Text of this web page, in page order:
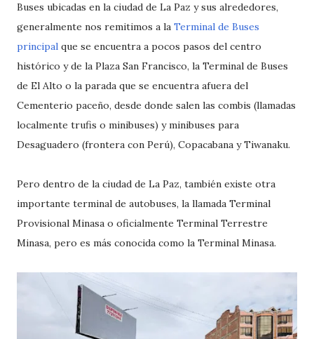
Buses ubicadas en la ciudad de La Paz y sus alrededores,
generalmente nos remitimos a la Terminal de Buses
principal que se encuentra a pocos pasos del centro
histórico y de la Plaza San Francisco, la Terminal de Buses
de El Alto o la parada que se encuentra afuera del
Cementerio paceño, desde donde salen las combis (llamadas
localmente trufis o minibuses) y minibuses para
Desaguadero (frontera con Perú), Copacabana y Tiwanaku.
Pero dentro de la ciudad de La Paz, también existe otra
importante terminal de autobuses, la llamada Terminal
Provisional Minasa o oficialmente Terminal Terrestre
Minasa, pero es más conocida como la Terminal Minasa.